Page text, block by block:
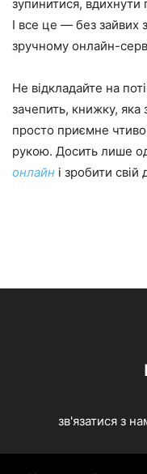
зупинитися, вдихнути
І все це — без зайвих
зручному онлайн-
Не відкладайте на
зачепить, книжку,
просто приємне
рукою. Досить лише
онлайн і зробити
зв'язатися з